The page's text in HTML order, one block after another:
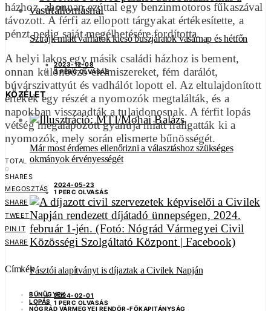
Sztrájk miatt várhatók kieső buszjáratok vasárnap és hétfőn
2023-12-08
3 PERC OLVASÁS
KÖZÉLET
Már most érdemes ellenőrizni a választáshoz szükséges
okmányok érvényességét
2024-05-23
1 PERC OLVASÁS
Pásztói alapítványt is díjaztak a Civilek Napján
2024-02-01
1 PERC OLVASÁS
házhoz, ahonnan ezúttal egy benzinmotoros fűkaszával
távozott. A férfi az ellopott tárgyakat értékesítette, a
pénzt pedig saját megélhetésére fordította.
A helyi lakos egy másik családi házhoz is bement,
onnan különböző élelmiszereket, fém darálót,
búvárszivattyút és vadhálót lopott el. Az eltulajdonított
értékek egy részét a nyomozók megtalálták, és a
napokban visszaadták a tulajdonosnak. A férfit lopás
vétség megalapozott gyanúja miatt hallgatták ki a
nyomozók, mely során elismerte bűnösségét.
TOTAL
0
SHARES
MEGOSZTÁS
SHARE
TWEET
PIN IT
SHARE
Címkék
BŰNÜGYEK
LOPÁS
NÓGRÁD VÁRMEGYEI RENDŐR-FŐKAPITÁNYSÁG